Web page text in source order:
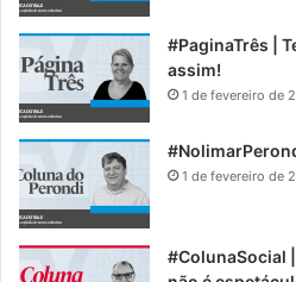
#PaginaTrês |
assim!
1 de fevereiro de
1 de fevereiro de
#ColunaSocial